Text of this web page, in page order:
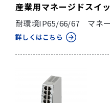
産業用マネージドス
耐環境IP65/66/67 マネ
詳しくはこちら